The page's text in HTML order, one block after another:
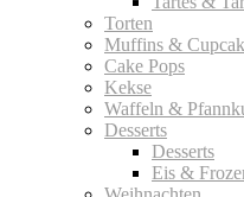
Torten
Muffins &
Cake Pops
Kekse
Waffeln &
Desserts
Desserts
Eis &